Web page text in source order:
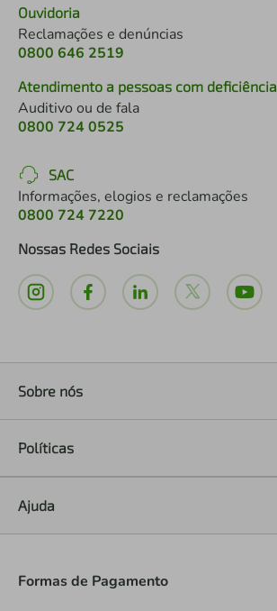
Ouvidoria
Reclamações e denúncias
0800 646 2519
Atendimento a pessoas com deficiência
Auditivo ou de fala
0800 724 0525
SAC
Informações, elogios e reclamações
0800 724 7220
Nossas Redes Sociais
Sobre nós
Políticas
Ajuda
Formas de Pagamento